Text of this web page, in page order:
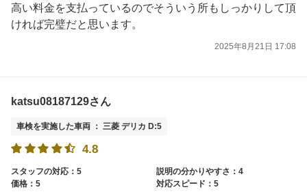
高い料金を支払っているのでそういう所もしっかりして頂
ければ完璧だと思います。
2025年8月21日 17:08
katsu08187129さん
車検を実施した車両 ： 三菱 デリカ D:5
4.8
スタッフの対応：5
説明の分かりやすさ：4
価格：5
対応スピード：5